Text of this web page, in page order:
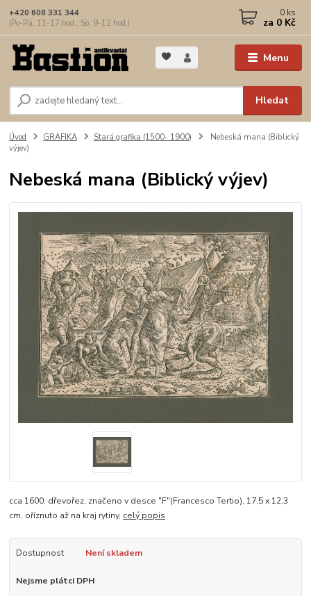
Menu
Hledat
+420 608 331 344
(Po-Pá, 11-17 hod.; So, 9-12 hod.)
0 ks
za 0 Kč
Úvod GRAFIKA Stará grafika (1500- 1900)
Nebeská mana (Biblický
výjev)
Nebeská mana (Biblický výjev)
cca 1600, dřevořez, značeno v desce "F"(Francesco Tertio), 17,5 x 12,3
cm, oříznuto až na kraj rytiny, celý popis
Dostupnost Není skladem
Nejsme plátci DPH